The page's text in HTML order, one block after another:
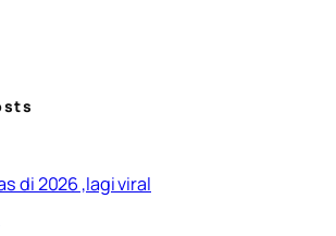
di 2026 ,lagi viral